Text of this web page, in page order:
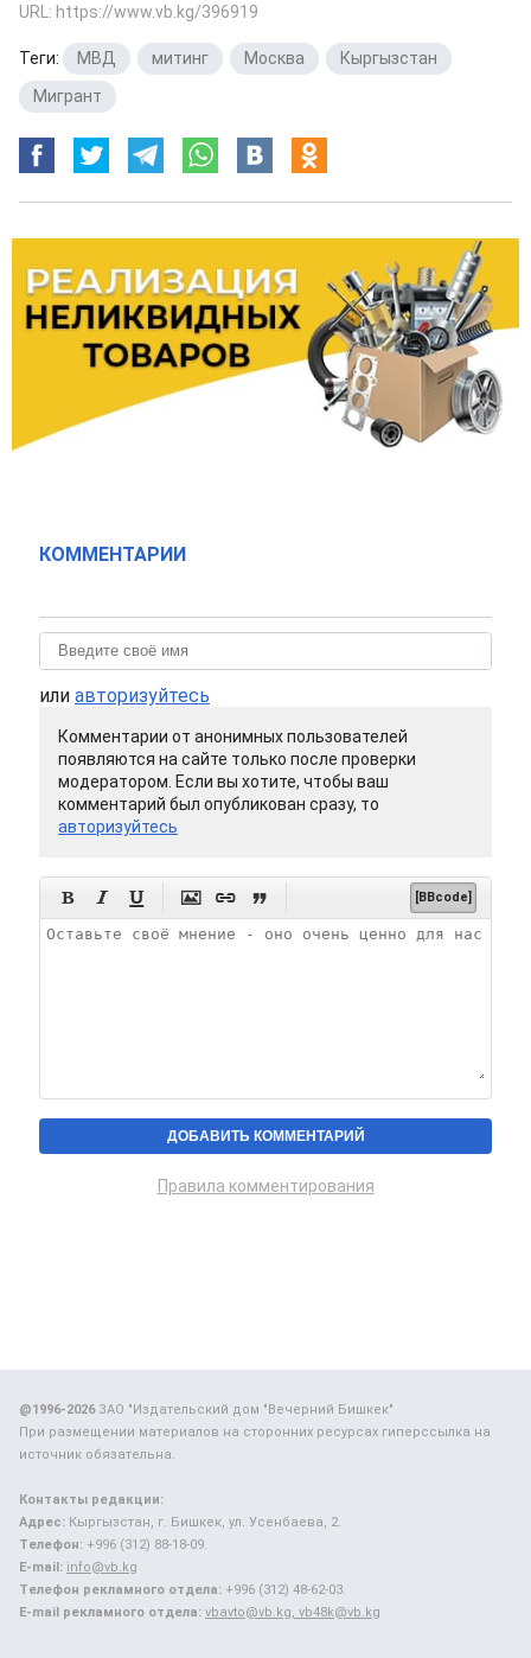
URL: https://www.vb.kg/396919
Теги: МВД митинг Москва Кыргызстан
Мигрант
КОММЕНТАРИИ
или авторизуйтесь
Комментарии от анонимных пользователей
появляются на сайте только после проверки
модератором. Если вы хотите, чтобы ваш
комментарий был опубликован сразу, то
авторизуйтесь
      [BBcode]
Правила комментирования
@1996-2026ЗАО "Издательский дом "Вечерний Бишкек"
При размещении материалов на сторонних ресурсах гиперссылка на
источник обязательна.
Контакты редакции:
Адрес: Кыргызстан, г. Бишкек, ул. Усенбаева, 2.
Телефон: +996 (312) 88-18-09.
E-mail: info@vb.kg
Телефон рекламного отдела: +996 (312) 48-62-03.
E-mail рекламного отдела: vbavto@vb.kg, vb48k@vb.kg